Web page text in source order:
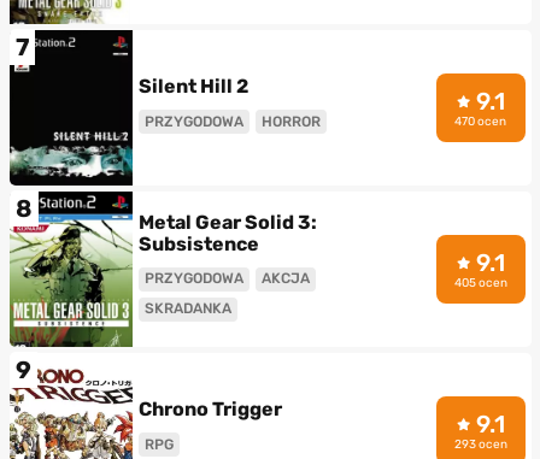
7
Silent Hill 2
PRZYGODOWA HORROR
9.1
470 ocen
8
Metal Gear Solid 3:
Subsistence
PRZYGODOWA
AKCJA
SKRADANKA
9.1
405 ocen
9
Chrono Trigger
RPG
9.1
293 ocen